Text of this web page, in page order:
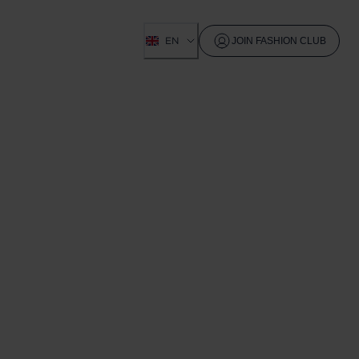
EN JOIN FASHION CLUB